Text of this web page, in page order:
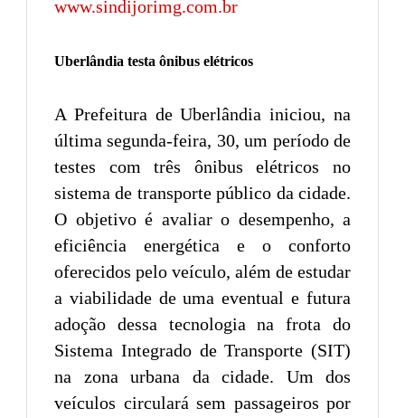
www.sindijorimg.com.br
Uberlândia testa ônibus elétricos
A Prefeitura de Uberlândia iniciou, na
última segunda-feira, 30, um período de
testes com três ônibus elétricos no
sistema de transporte público da cidade.
O objetivo é avaliar o desempenho, a
eficiência energética e o conforto
oferecidos pelo veículo, além de estudar
a viabilidade de uma eventual e futura
adoção dessa tecnologia na frota do
Sistema Integrado de Transporte (SIT)
na zona urbana da cidade. Um dos
veículos circulará sem passageiros por